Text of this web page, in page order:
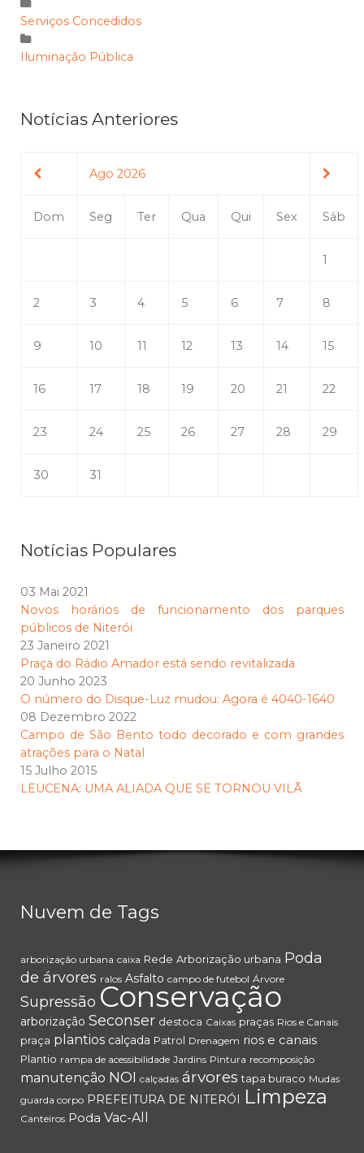
Serviços Concedidos
Iluminação Pública
Notícias Anteriores
Ago 2026
Dom Seg Ter Qua Qui Sex Sáb
1
2 3 4 5 6 7 8
9 10 11 12 13 14 15
16 17 18 19 20 21 22
23 24 25 26 27 28 29
30 31
Notícias Populares
03 Mai 2021
Novos horários de funcionamento dos parques
públicos de Niterói
23 Janeiro 2021
Praça do Rádio Amador está sendo revitalizada
20 Junho 2023
O número do Disque-Luz mudou: Agora é 4040-1640
08 Dezembro 2022
Campo de São Bento todo decorado e com grandes
atrações para o Natal
15 Julho 2015
LEUCENA: UMA ALIADA QUE SE TORNOU VILÃ
Nuvem de Tags
arborização urbana caixa Rede Arborização urbana Poda
de árvores ralos Asfalto campo de futebol Árvore
Supressão Conservação
arborização Seconser destoca Caixas praças Rios e Canais
praça plantios calçada Patrol Drenagem rios e canais
Plantio rampa de acessibilidade Jardins Pintura recomposição
manutenção NOI calçadas árvores tapa buraco Mudas
guarda corpo PREFEITURA DE NITERÓI Limpeza
Canteiros Poda Vac-All